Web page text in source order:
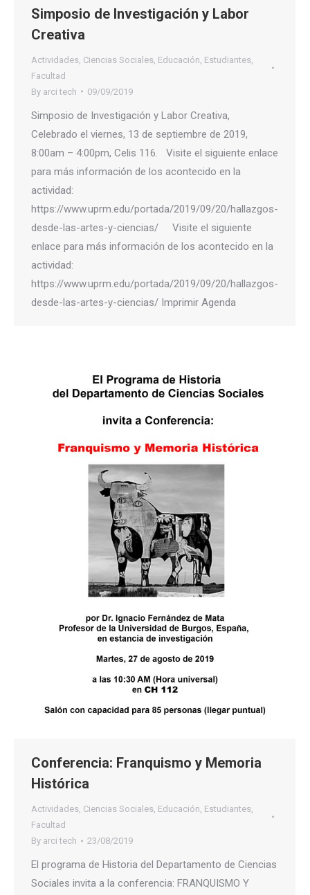
Simposio de Investigación y Labor
Creativa
Actividades Ciencias Sociales Educación Estudiantes
Facultad
By arci tech 09/09/2019
Simposio de Investigación y Labor Creativa,
Celebrado el viernes, 13 de septiembre de 2019,
8:00am – 4:00pm, Celis 116. Visite el siguiente enlace
para más información de los acontecido en la
actividad:
https://www.uprm.edu/portada/2019/09/20/hallazgos-
desde-las-artes-y-ciencias/ Visite el siguiente
enlace para más información de los acontecido en la
actividad:
https://www.uprm.edu/portada/2019/09/20/hallazgos-
desde-las-artes-y-ciencias/ Imprimir Agenda
Conferencia: Franquismo y Memoria
Histórica
Actividades, Ciencias Sociales, Educación, Estudiantes,
Facultad
By arci tech 23/08/2019
El programa de Historia del Departamento de Ciencias
Sociales invita a la conferencia: FRANQUISMO Y